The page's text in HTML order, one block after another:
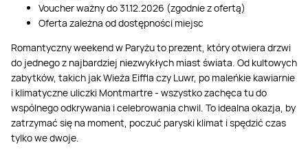
Voucher ważny do 31.12.2026 (zgodnie z ofertą)
Oferta zależna od dostępności miejsc
Romantyczny weekend w Paryżu to prezent, który otwiera drzwi
do jednego z najbardziej niezwykłych miast świata. Od kultowych
zabytków, takich jak Wieża Eiffla czy Luwr, po maleńkie kawiarnie
i klimatyczne uliczki Montmartre - wszystko zachęca tu do
wspólnego odkrywania i celebrowania chwil. To idealna okazja, by
zatrzymać się na moment, poczuć paryski klimat i spędzić czas
tylko we dwoje.